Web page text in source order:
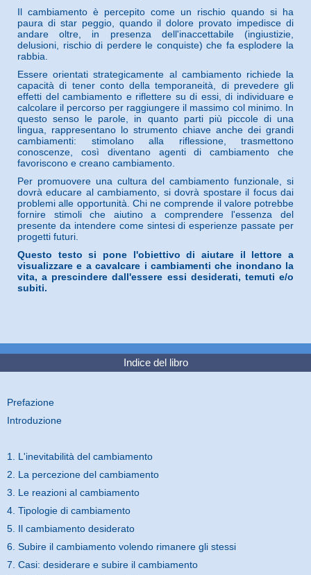
Il cambiamento è percepito come un rischio quando si ha
paura di star peggio, quando il dolore provato impedisce di
andare oltre, in presenza dell'inaccettabile (ingiustizie,
delusioni, rischio di perdere le conquiste) che fa esplodere la
rabbia.
Essere orientati strategicamente al cambiamento richiede la
capacità di tener conto della temporaneità, di prevedere gli
effetti del cambiamento e riflettere su di essi, di individuare e
calcolare il percorso per raggiungere il massimo col minimo. In
questo senso le parole, in quanto parti più piccole di una
lingua, rappresentano lo strumento chiave anche dei grandi
cambiamenti: stimolano alla riflessione, trasmettono
conoscenze, così diventano agenti di cambiamento che
favoriscono e creano cambiamento.
Per promuovere una cultura del cambiamento funzionale, si
dovrà educare al cambiamento, si dovrà spostare il focus dai
problemi alle opportunità. Chi ne comprende il valore potrebbe
fornire stimoli che aiutino a comprendere l'essenza del
presente da intendere come sintesi di esperienze passate per
progetti futuri.
Questo testo si pone l'obiettivo di aiutare il lettore a
visualizzare e a cavalcare i cambiamenti che inondano la
vita, a prescindere dall'essere essi desiderati, temuti e/o
subiti.
Indice del libro
Prefazione
Introduzione
1. L'inevitabilità del cambiamento
2. La percezione del cambiamento
3. Le reazioni al cambiamento
4. Tipologie di cambiamento
5. Il cambiamento desiderato
6. Subire il cambiamento volendo rimanere gli stessi
7. Casi: desiderare e subire il cambiamento